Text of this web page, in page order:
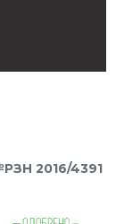
2016/4391